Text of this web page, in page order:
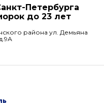
Петербурга
до 23 лет
района ул. Демьяна